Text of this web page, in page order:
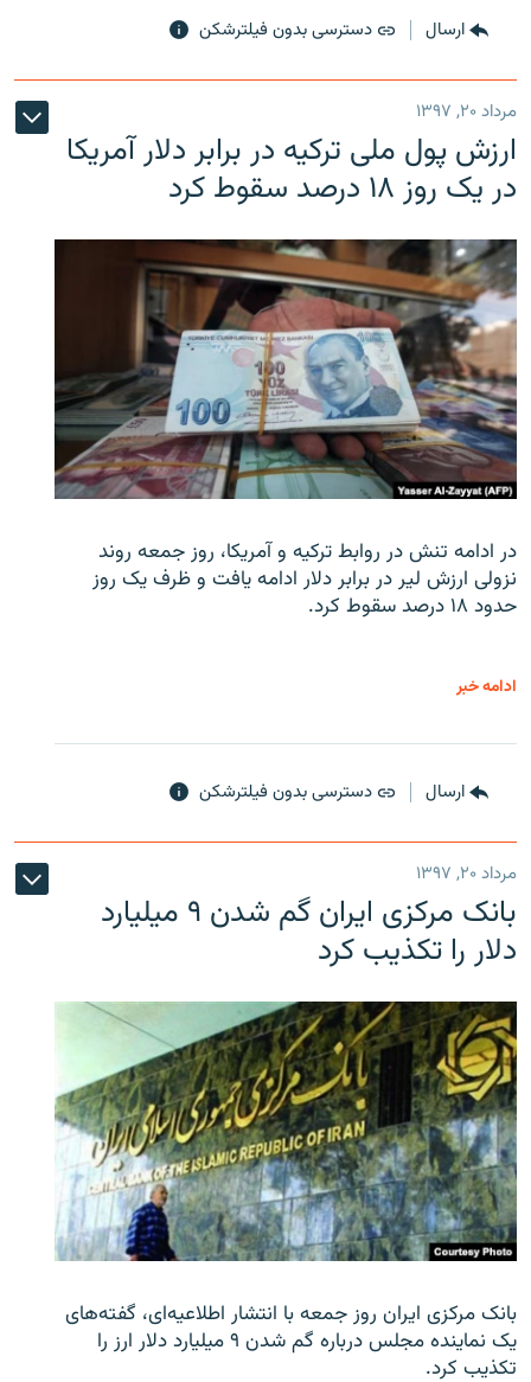
ارسال دسترسی بدون فیلترشکن
مرداد ۲۰, ۱۳۹۷
ارزش پول ملی ترکیه در برابر دلار آمریکا
در یک روز ۱۸ درصد سقوط کرد
در ادامه تنش در روابط ترکیه و آمریکا، روز جمعه روند
نزولی ارزش لیر در برابر دلار ادامه یافت و ظرف یک روز
حدود ۱۸ درصد سقوط کرد.
ادامه خبر
ارسال دسترسی بدون فیلترشکن
مرداد ۲۰, ۱۳۹۷
بانک مرکزی ایران گم شدن ۹ میلیارد
دلار را تکذیب کرد
بانک مرکزی ایران روز جمعه با انتشار اطلاعیه‌ای، گفته‌های
یک نماینده مجلس درباره گم شدن ۹ میلیارد دلار ارز را
تکذیب کرد.